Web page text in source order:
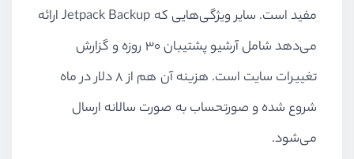
مفید است. سایر ویژگی‌هایی که Jetpack Backupارائه
می‌دهد شامل آرشیو پشتیبان 30 روزه و گزارش
تغییرات سایت است. هزینه آن هم از 8 دلار در ماه
شروع شده و صورتحساب به صورت سالانه ارسال
می‌شود.